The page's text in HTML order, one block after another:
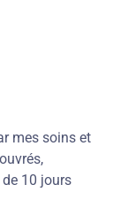
mes soins et
10 jours